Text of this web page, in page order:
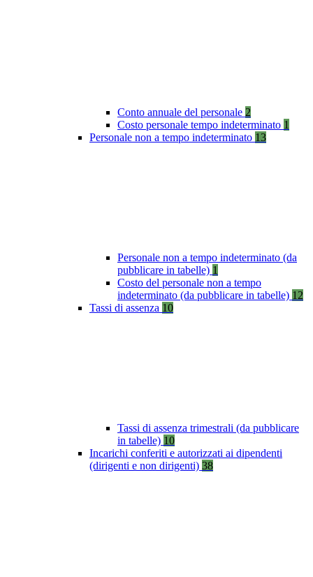
Conto annuale del personale 2
Costo personale tempo indeterminato 1
Personale non a tempo indeterminato 13
Personale non a tempo indeterminato (da
pubblicare in tabelle) 1
Costo del personale non a tempo
indeterminato (da pubblicare in tabelle) 12
Tassi di assenza 10
Tassi di assenza trimestrali (da pubblicare
in tabelle) 10
Incarichi conferiti e autorizzati ai dipendenti
(dirigenti e non dirigenti) 38